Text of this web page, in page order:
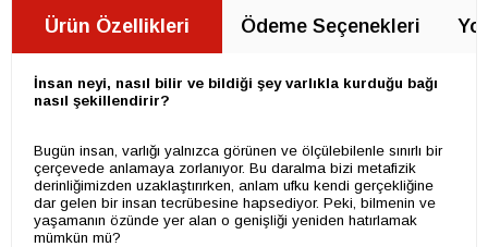
Ürün Özellikleri Ödeme Seçenekleri
İnsan neyi, nasıl bilir ve bildiği şey varlıkla kurduğu bağı
nasıl şekillendirir?
Bugün insan, varlığı yalnızca görünen ve ölçülebilenle sınırlı bir
çerçevede anlamaya zorlanıyor. Bu daralma bizi metafizik
derinliğimizden uzaklaştırırken, anlam ufku kendi gerçekliğine
dar gelen bir insan tecrübesine hapsediyor. Peki, bilmenin ve
yaşamanın özünde yer alan o genişliği yeniden hatırlamak
mümkün mü?